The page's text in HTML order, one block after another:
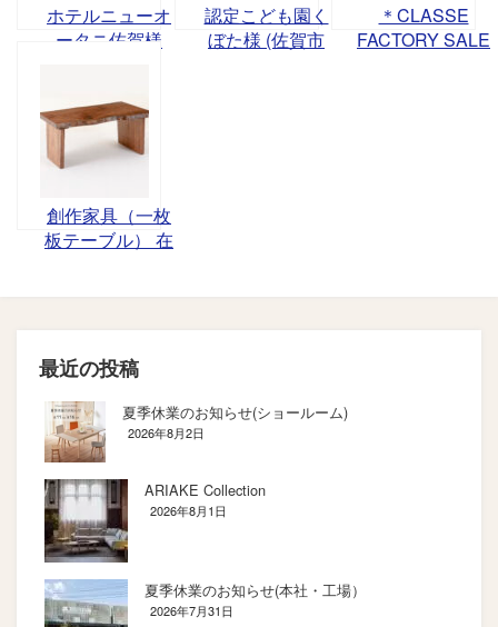
ホテルニューオ
ータニ佐賀様
認定こども園く
ぼた様 (佐賀市
＊CLASSE
FACTORY SALE
創作家具（一枚
板テーブル） 在
最近の投稿
夏季休業のお知らせ(ショールーム)
2026年8月2日
ARIAKE Collection
2026年8月1日
夏季休業のお知らせ(本社・工場）
2026年7月31日